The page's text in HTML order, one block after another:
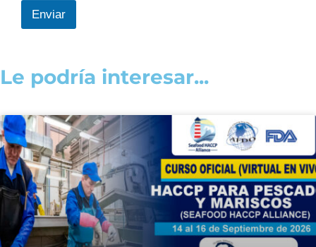
Enviar
Le podría interesar...